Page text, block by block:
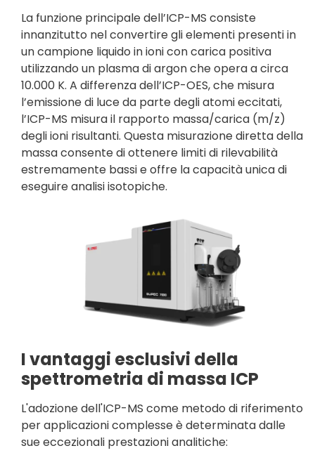
La funzione principale dell’ICP-MS consiste
innanzitutto nel convertire gli elementi presenti in
un campione liquido in ioni con carica positiva
utilizzando un plasma di argon che opera a circa
10.000 K. A differenza dell’ICP-OES, che misura
l’emissione di luce da parte degli atomi eccitati,
l’ICP-MS misura il rapporto massa/carica (m/z)
degli ioni risultanti. Questa misurazione diretta della
massa consente di ottenere limiti di rilevabilità
estremamente bassi e offre la capacità unica di
eseguire analisi isotopiche.
I vantaggi esclusivi della
spettrometria di massa ICP
L'adozione dell'ICP-MS come metodo di riferimento
per applicazioni complesse è determinata dalle
sue eccezionali prestazioni analitiche: